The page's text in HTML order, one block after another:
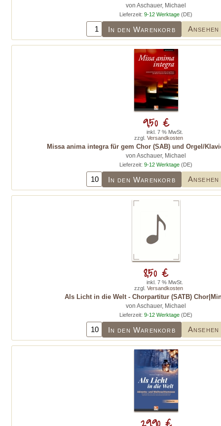
von Aschauer, Michael
Lieferzeit: 9-12 Werktage (DE)
In den Warenkorb Ansehen
Missa anima integra für gem Chor (SAB) und Orgel/
von Aschauer, Michael
Lieferzeit: 9-12 Werktage (DE)
In den Warenkorb Ansehen
9,50 €
inkl. 7 % MwSt.
zzgl. Versandkosten
Als Licht in die Welt - Chorpartitur (SATB)
von Aschauer, Michael
Lieferzeit: 9-12 Werktage (DE)
In den Warenkorb Ansehen
8,50 €
inkl. 7 % MwSt.
zzgl. Versandkosten